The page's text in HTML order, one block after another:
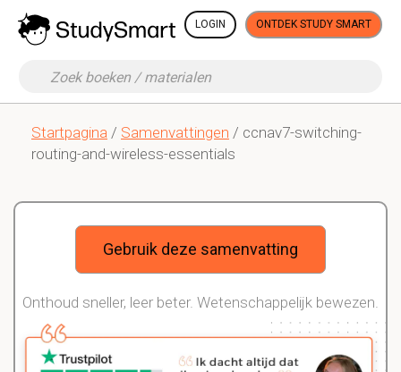
LOGIN ONTDEK STUDY SMART
Startpagina / Samenvattingen / ccnav7-switching-
routing-and-wireless-essentials
Gebruik deze samenvatting
Onthoud sneller, leer beter. Wetenschappelijk bewezen.